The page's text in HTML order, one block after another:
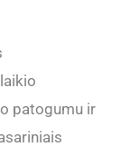
patogumu ir